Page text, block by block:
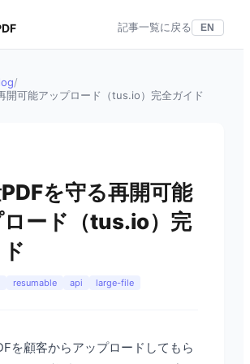
記事一覧に戻る EN
/
開可能アップロード（tus.io）完全ガイド
を守る再開可能
ロード（tus.io）完
resumable api large-file
を顧客からアップロードしてもら